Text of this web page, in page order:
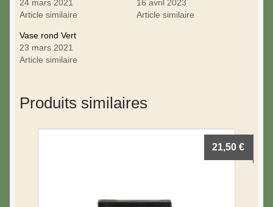
24 mars 2021
Article similaire
16 avril 2023
Article similaire
Vase rond Vert
23 mars 2021
Article similaire
Produits similaires
21,50€